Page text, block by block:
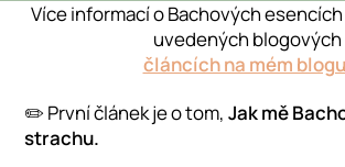
Více informací o Bachových
uvedených blogových
článcích na mém blogu
✏️ První článek je o tom, Jak mě
strachu.